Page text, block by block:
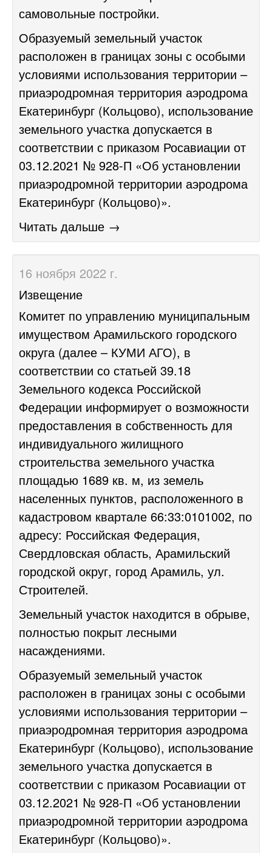
самовольные постройки.
Образуемый земельный участок
расположен в границах зоны с особыми
условиями использования территории –
приаэродромная территория аэродрома
Екатеринбург (Кольцово), использование
земельного участка допускается в
соответствии с приказом Росавиации от
03.12.2021 № 928-П «Об установлении
приаэродромной территории аэродрома
Екатеринбург (Кольцово)».
Читать дальше →
16 ноября 2022 г.
Извещение
Комитет по управлению муниципальным
имуществом Арамильского городского
округа (далее – КУМИ АГО), в
соответствии со статьей 39.18
Земельного кодекса Российской
Федерации информирует о возможности
предоставления в собственность для
индивидуального жилищного
строительства земельного участка
площадью 1689 кв. м, из земель
населенных пунктов, расположенного в
кадастровом квартале 66:33:0101002, по
адресу: Российская Федерация,
Свердловская область, Арамильский
городской округ, город Арамиль, ул.
Строителей.
Земельный участок находится в обрыве,
полностью покрыт лесными
насаждениями.
Образуемый земельный участок
расположен в границах зоны с особыми
условиями использования территории –
приаэродромная территория аэродрома
Екатеринбург (Кольцово), использование
земельного участка допускается в
соответствии с приказом Росавиации от
03.12.2021 № 928-П «Об установлении
приаэродромной территории аэродрома
Екатеринбург (Кольцово)».